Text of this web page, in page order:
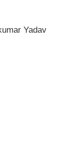
Yadav